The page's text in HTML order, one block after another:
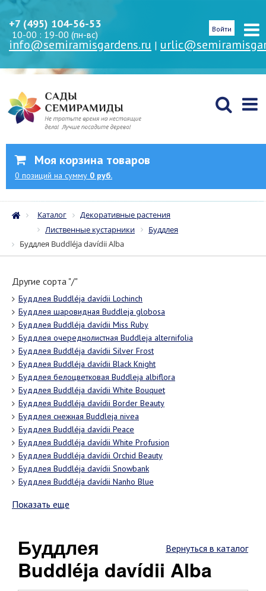
+7 (495) 104-56-53
10-00 : 19-00 (пн-вс)
info@semiramisgardens.ru |
Войти
Моя корзина товаров
0 позиций на сумму 0 руб.
Каталог
Декоративные растения
Лиственные кустарники
Буддлея
Буддлея Buddléja davídii Alba
Другие сорта "/"
Буддлея Buddléja davídii Lochinch
Буддлея шаровидная Buddleja globosa
Буддлея Buddléja davídii Miss Ruby
Буддлея очереднолистная Buddleja alternifolia
Буддлея Buddléja davídii Silver Frost
Буддлея Buddléja davídii Black Knight
Буддлея белоцветковая Buddleja albiflora
Буддлея Buddléja davídii White Bouquet
Буддлея Buddléja davídii Border Beauty
Буддлея снежная Buddleja nivea
Буддлея Buddléja davídii Peace
Буддлея Buddléja davídii White Profusion
Буддлея Buddléja davídii Orchid Beauty
Буддлея Buddléja davídii Snowbank
Буддлея Buddléja davídii Nanho Blue
Показать еще
Вернуться в каталог
Буддлея
Buddléja davídii Alba